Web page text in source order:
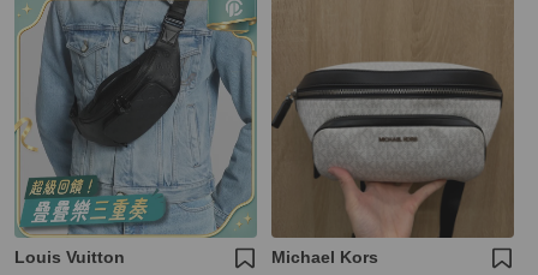
Louis Vuitton Michael Kors